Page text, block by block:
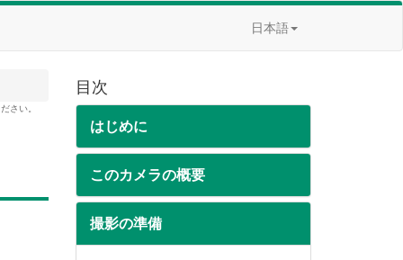
日本語
さい。
目次
はじめに
このカメラの概要
撮影の準備